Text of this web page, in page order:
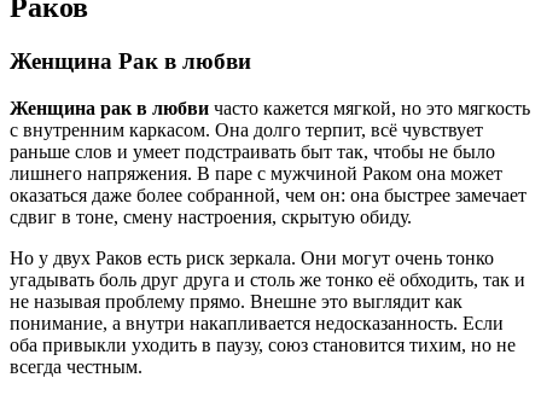
Раков
Женщина Рак в любви
Женщина рак в любви часто кажется мягкой, но это мягкость
с внутренним каркасом. Она долго терпит, всё чувствует
раньше слов и умеет подстраивать быт так, чтобы не было
лишнего напряжения. В паре с мужчиной Раком она может
оказаться даже более собранной, чем он: она быстрее замечает
сдвиг в тоне, смену настроения, скрытую обиду.
Но у двух Раков есть риск зеркала. Они могут очень тонко
угадывать боль друг друга и столь же тонко её обходить, так и
не называя проблему прямо. Внешне это выглядит как
понимание, а внутри накапливается недосказанность. Если
оба привыкли уходить в паузу, союз становится тихим, но не
всегда честным.